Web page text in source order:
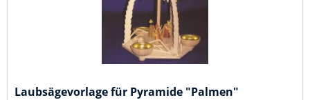
Laubsägevorlage für Pyramide "Palmen"